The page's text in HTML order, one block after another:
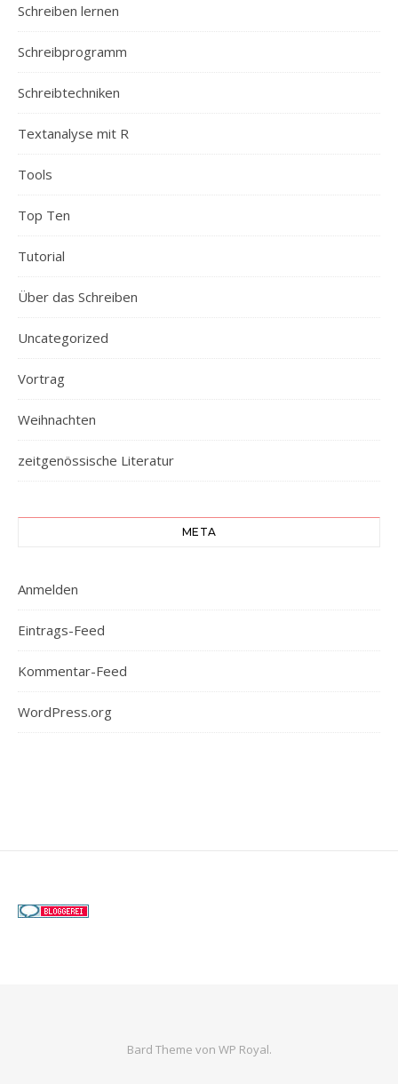
Schreiben lernen
Schreibprogramm
Schreibtechniken
Textanalyse mit R
Tools
Top Ten
Tutorial
Über das Schreiben
Uncategorized
Vortrag
Weihnachten
zeitgenössische Literatur
META
Anmelden
Eintrags-Feed
Kommentar-Feed
WordPress.org
Bard Theme von WP Royal.